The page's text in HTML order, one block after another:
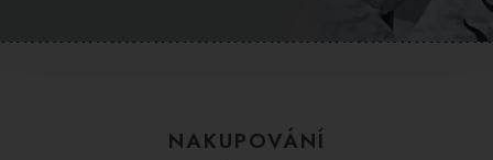
NAKUPOVÁNÍ